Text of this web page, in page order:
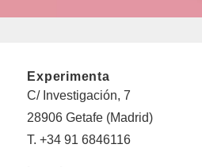
Experimenta
C/ Investigación, 7
28906 Getafe (Madrid)
T. +34 91 6846116